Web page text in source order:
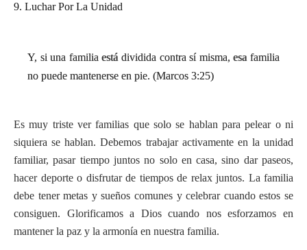
9. Luchar Por La Unidad
Y, si una familia está dividida contra sí misma, esa familia
no puede mantenerse en pie. (Marcos 3:25)
Es muy triste ver familias que solo se hablan para pelear o ni
siquiera se hablan. Debemos trabajar activamente en la unidad
familiar, pasar tiempo juntos no solo en casa, sino dar paseos,
hacer deporte o disfrutar de tiempos de relax juntos. La familia
debe tener metas y sueños comunes y celebrar cuando estos se
consiguen. Glorificamos a Dios cuando nos esforzamos en
mantener la paz y la armonía en nuestra familia.